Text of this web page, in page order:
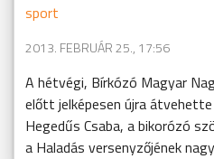
sport
2013. FEBRUÁR 25., 17:56
A hétvégi, Bírkózó Magyar
előtt jelképesen újra
Hegedűs Csaba, a bikorózó
a Haladás versenyzőjének